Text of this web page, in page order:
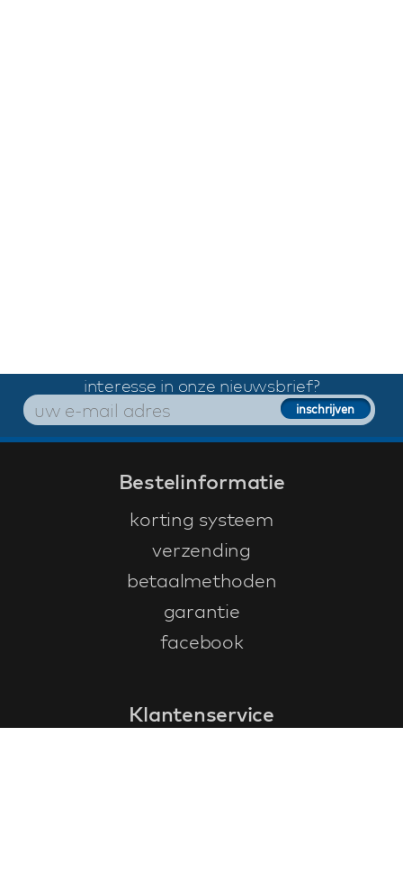
interesse in onze nieuwsbrief?
Bestelinformatie
korting systeem
verzending
betaalmethoden
garantie
facebook
Klantenservice